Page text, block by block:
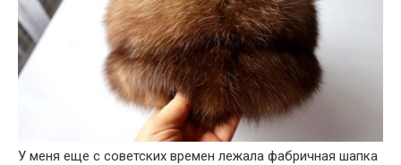
У меня еще с советских времен лежала фабричная шапка